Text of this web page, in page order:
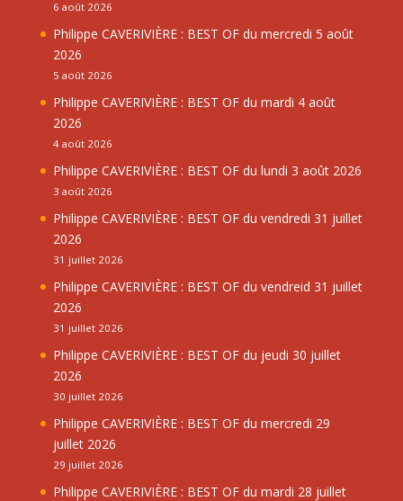
6 août 2026
Philippe CAVERIVIÈRE : BEST OF du mercredi 5 août
2026
5 août 2026
Philippe CAVERIVIÈRE : BEST OF du mardi 4 août
2026
4 août 2026
Philippe CAVERIVIÈRE : BEST OF du lundi 3 août 2026
3 août 2026
Philippe CAVERIVIÈRE : BEST OF du vendredi 31 juillet
2026
31 juillet 2026
Philippe CAVERIVIÈRE : BEST OF du vendreid 31 juillet
2026
31 juillet 2026
Philippe CAVERIVIÈRE : BEST OF du jeudi 30 juillet
2026
30 juillet 2026
Philippe CAVERIVIÈRE : BEST OF du mercredi 29
juillet 2026
29 juillet 2026
Philippe CAVERIVIÈRE : BEST OF du mardi 28 juillet